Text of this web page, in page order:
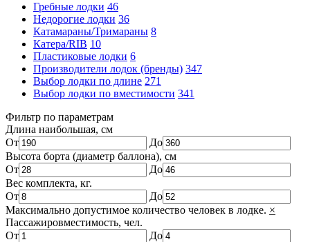
Гребные лодки 46
Недорогие лодки 36
Катамараны/Тримараны 8
Катера/RIB 10
Пластиковые лодки 6
Производители лодок (бренды) 347
Выбор лодки по длине 271
Выбор лодки по вместимости 341
Фильтр по параметрам
Длина наибольшая, см
От
До
Высота борта (диаметр баллона), см
От
До
Вес комплекта, кг.
От
До
Максимально допустимое количество человек в лодке. ×
Пассажировместимость, чел.
От
До